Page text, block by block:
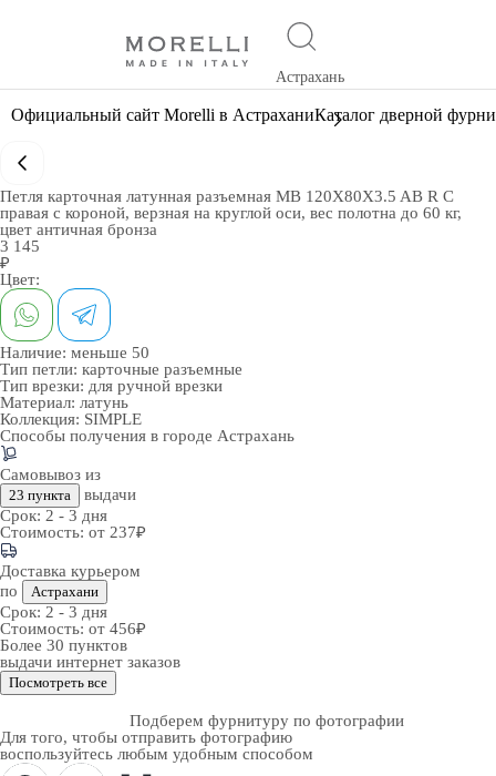
Астрахань
Официальный сайт Morelli в АстраханиКаталог дверной
Петля карточная латунная разъемная MB 120X80X3.5 AB R C
правая с короной, верзная на круглой оси, вес полотна до 60 кг,
цвет античная бронза
3 145
₽
Цвет:
Наличие: меньше 50
Тип петли: карточные разъемные
Тип врезки: для ручной врезки
Материал: латунь
Коллекция: SIMPLE
Способы получения в городе Астрахань
Самовывоз из
23 пункта
выдачи
Срок: 2 - 3 дня
Стоимость: от 237₽
Доставка курьером
по
Астрахани
Срок: 2 - 3 дня
Стоимость: от 456₽
Более 30 пунктов
выдачи интернет заказов
Посмотреть все
Подберем фурнитуру по фотографии
Для того, чтобы отправить фотографию
воспользуйтесь любым удобным способом